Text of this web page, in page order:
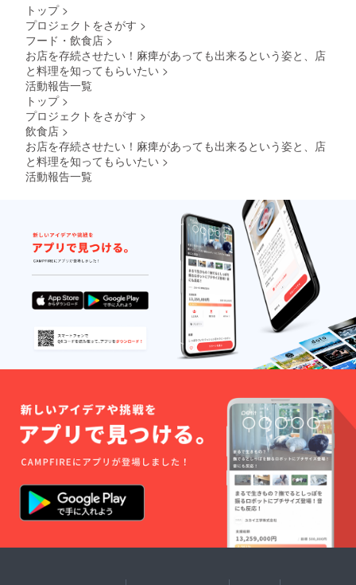
の場合
えさせ
トップ >
プロジェクトをさがす >
フード・飲食店 >
お店を存続させたい！麻痺があっても出来るという姿と、店
と料理を知ってもらいたい >
活動報告一覧
トップ >
プロジェクトをさがす >
飲食店 >
お店を存続させたい！麻痺があっても出来るという姿と、店
と料理を知ってもらいたい >
活動報告一覧